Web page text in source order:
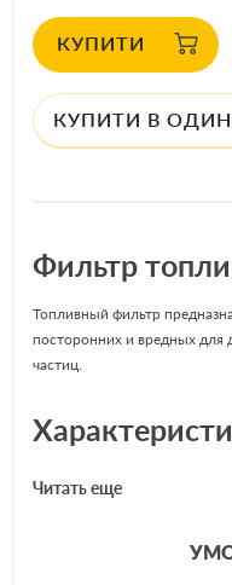
КУПИТИ
КУПИТИ В ОДИН
Фильтр
Топливный фильтр
посторонних и вредных для
частиц.
Высота [мм]
Читать еще